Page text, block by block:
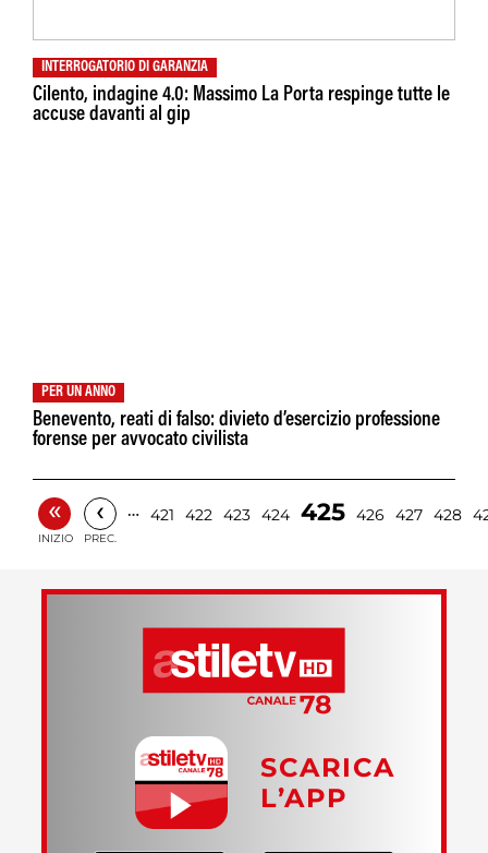
INTERROGATORIO DI GARANZIA
Cilento, indagine 4.0: Massimo La Porta respinge tutte le
accuse davanti al gip
PER UN ANNO
Benevento, reati di falso: divieto d’esercizio professione
forense per avvocato civilista
«
INIZIO
‹
PREC.
… 421 422 423 424 425 426 427 428
SCARICA
L’APP